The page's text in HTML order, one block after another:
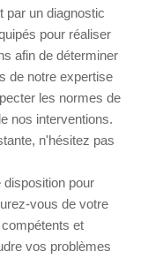
par un diagnostic
pour réaliser
afin de déterminer
de notre expertise
les normes de
nos interventions.
n'hésitez pas
pour
vous de votre
et
vos problèmes